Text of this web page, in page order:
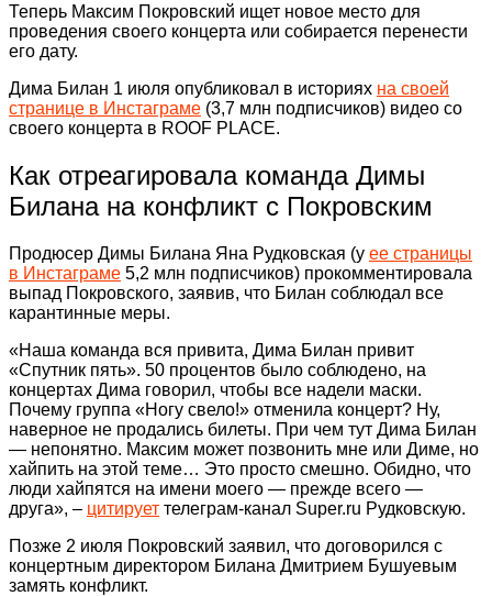
Теперь Максим Покровский ищет новое место для
проведения своего концерта или собирается перенести
его дату.
Дима Билан 1 июля опубликовал в историях на своей
странице в Инстаграме (3,7 млн подписчиков) видео со
своего концерта в ROOF PLACE.
Как отреагировала команда Димы
Билана на конфликт с Покровским
Продюсер Димы Билана Яна Рудковская (у ее страницы
в Инстаграме 5,2 млн подписчиков) прокомментировала
выпад Покровского, заявив, что Билан соблюдал все
карантинные меры.
«Наша команда вся привита, Дима Билан привит
«Спутник пять». 50 процентов было соблюдено, на
концертах Дима говорил, чтобы все надели маски.
Почему группа «Ногу свело!» отменила концерт? Ну,
наверное не продались билеты. При чем тут Дима Билан
— непонятно. Максим может позвонить мне или Диме, но
хайпить на этой теме… Это просто смешно. Обидно, что
люди хайпятся на имени моего — прежде всего —
друга», – цитирует телеграм-канал Super.ru Рудковскую.
Позже 2 июля Покровский заявил, что договорился с
концертным директором Билана Дмитрием Бушуевым
замять конфликт.